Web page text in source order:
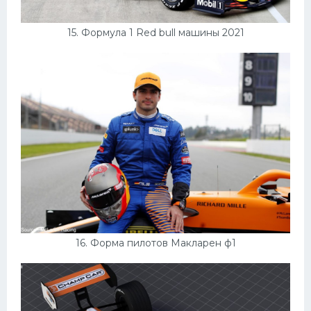
15. Формула 1 Red bull машины 2021
16. Форма пилотов Макларен ф1